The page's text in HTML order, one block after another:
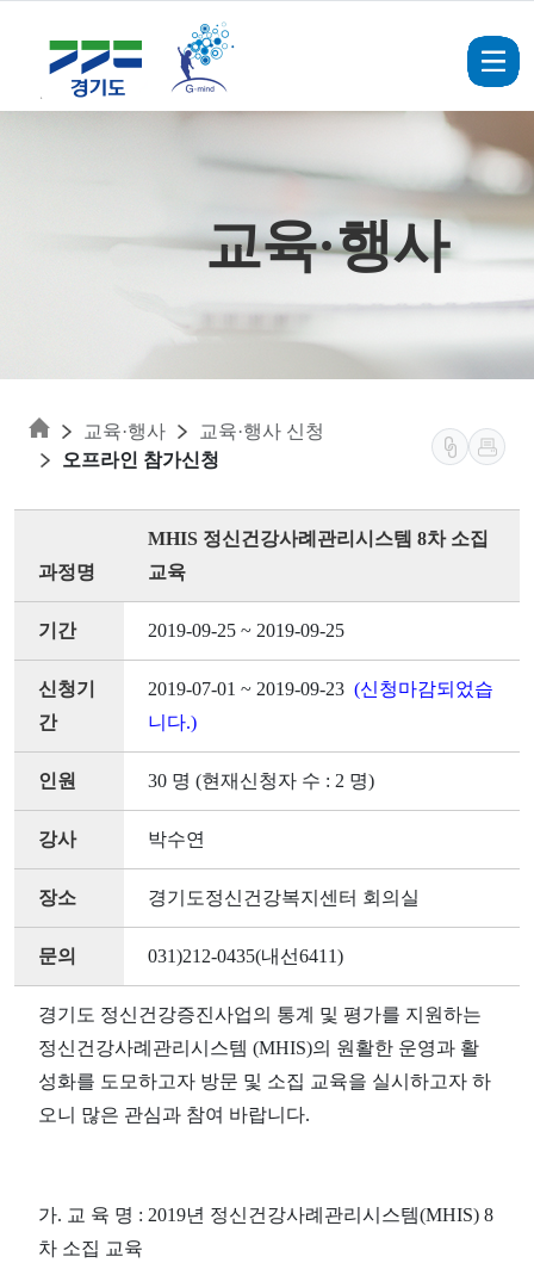
교육·행사
교육·행사
교육·행사 신청
오프라인 참가신청
과정명
MHIS 정신건강사례관리시스템 8차 소집
교육
기간 2019-09-25 ~ 2019-09-25
신청기
간
2019-07-01 ~ 2019-09-23 (신청마감되었습
니다.)
인원 30 명 (현재신청자 수 : 2 명)
강사 박수연
장소 경기도정신건강복지센터 회의실
문의 031)212-0435(내선6411)
경기도 정신건강증진사업의 통계 및 평가를 지원하는
정신건강사례관리시스템 (MHIS)의 원활한 운영과 활
성화를 도모하고자 방문 및 소집 교육을 실시하고자 하
오니 많은 관심과 참여 바랍니다.
가. 교 육 명 : 2019년 정신건강사례관리시스템(MHIS) 8
차 소집 교육